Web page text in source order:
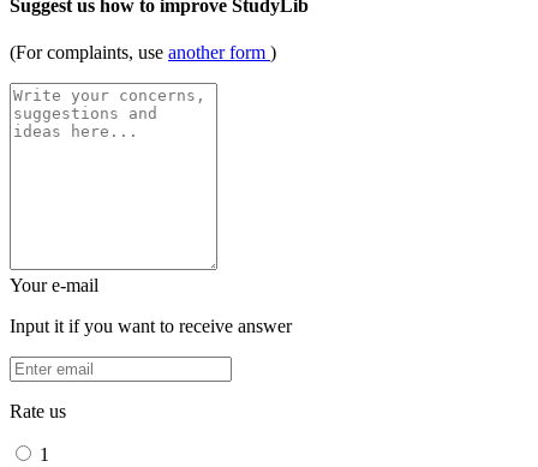
Suggest us how to improve StudyLib
(For complaints, use another form )
Your e-mail
Input it if you want to receive answer
Rate us
1